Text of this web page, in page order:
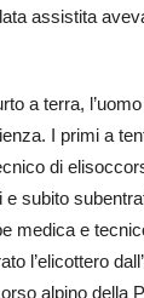
assistita
a terra,
I primi a
di
e subito
medica e
l’elicottero
alpino della